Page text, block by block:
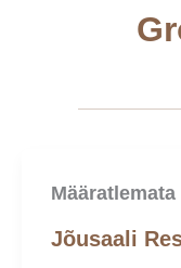
Määratlemata
Jõusaali